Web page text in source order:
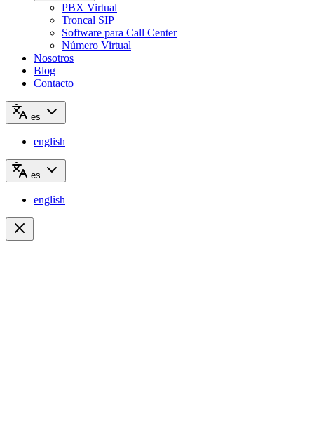
PBX Virtual
Troncal SIP
Software para Call Center
Número Virtual
Nosotros
Blog
Contacto
es
english
es
english